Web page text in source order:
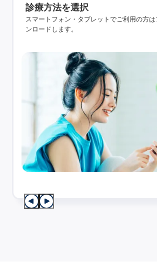
診療方法を選択
スマートフォン・タブレットでご利用の方
ンロードします。